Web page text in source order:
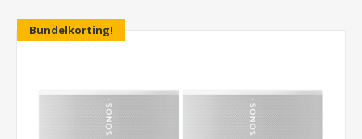
Bundelkorting!